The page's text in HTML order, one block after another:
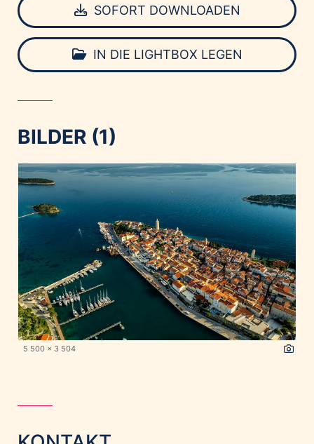
SOFORT DOWNLOADEN
IN DIE LIGHTBOX LEGEN
BILDER (1)
5 500 x 3 504